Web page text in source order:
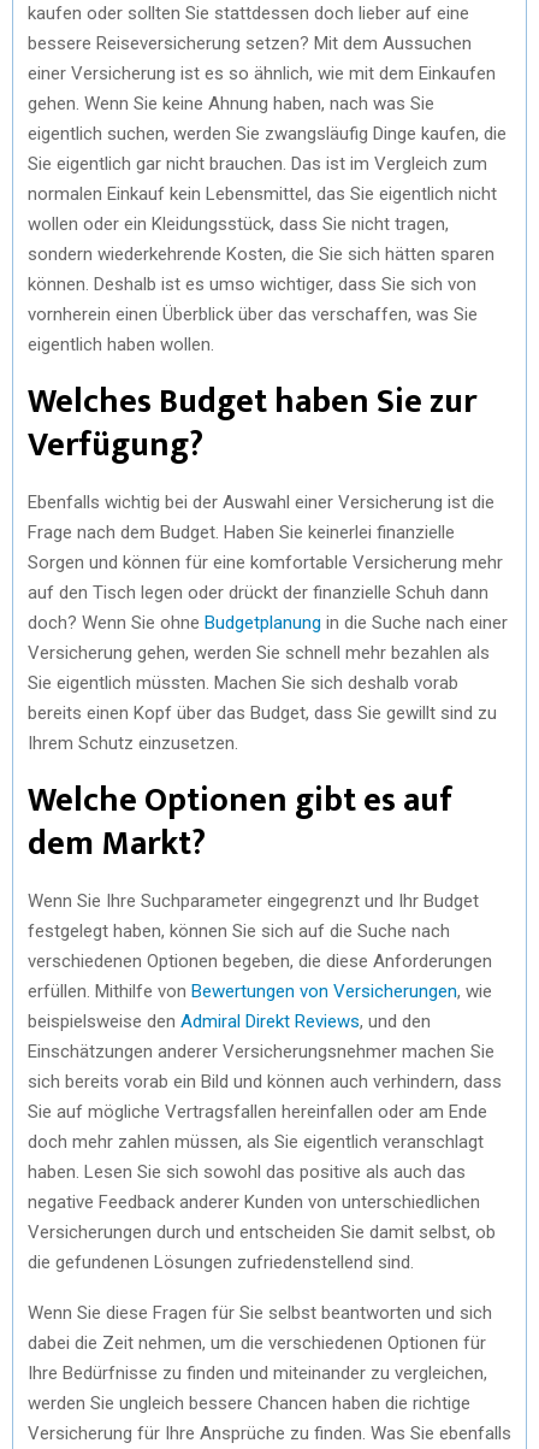
kaufen oder sollten Sie stattdessen doch lieber auf eine
bessere Reiseversicherung setzen? Mit dem Aussuchen
einer Versicherung ist es so ähnlich, wie mit dem Einkaufen
gehen. Wenn Sie keine Ahnung haben, nach was Sie
eigentlich suchen, werden Sie zwangsläufig Dinge kaufen, die
Sie eigentlich gar nicht brauchen. Das ist im Vergleich zum
normalen Einkauf kein Lebensmittel, das Sie eigentlich nicht
wollen oder ein Kleidungsstück, dass Sie nicht tragen,
sondern wiederkehrende Kosten, die Sie sich hätten sparen
können. Deshalb ist es umso wichtiger, dass Sie sich von
vornherein einen Überblick über das verschaffen, was Sie
eigentlich haben wollen.
Welches Budget haben Sie zur
Verfügung?
Ebenfalls wichtig bei der Auswahl einer Versicherung ist die
Frage nach dem Budget. Haben Sie keinerlei finanzielle
Sorgen und können für eine komfortable Versicherung mehr
auf den Tisch legen oder drückt der finanzielle Schuh dann
doch? Wenn Sie ohne Budgetplanung in die Suche nach einer
Versicherung gehen, werden Sie schnell mehr bezahlen als
Sie eigentlich müssten. Machen Sie sich deshalb vorab
bereits einen Kopf über das Budget, dass Sie gewillt sind zu
Ihrem Schutz einzusetzen.
Welche Optionen gibt es auf
dem Markt?
Wenn Sie Ihre Suchparameter eingegrenzt und Ihr Budget
festgelegt haben, können Sie sich auf die Suche nach
verschiedenen Optionen begeben, die diese Anforderungen
erfüllen. Mithilfe von Bewertungen von Versicherungen, wie
beispielsweise den Admiral Direkt Reviews, und den
Einschätzungen anderer Versicherungsnehmer machen Sie
sich bereits vorab ein Bild und können auch verhindern, dass
Sie auf mögliche Vertragsfallen hereinfallen oder am Ende
doch mehr zahlen müssen, als Sie eigentlich veranschlagt
haben. Lesen Sie sich sowohl das positive als auch das
negative Feedback anderer Kunden von unterschiedlichen
Versicherungen durch und entscheiden Sie damit selbst, ob
die gefundenen Lösungen zufriedenstellend sind.
Wenn Sie diese Fragen für Sie selbst beantworten und sich
dabei die Zeit nehmen, um die verschiedenen Optionen für
Ihre Bedürfnisse zu finden und miteinander zu vergleichen,
werden Sie ungleich bessere Chancen haben die richtige
Versicherung für Ihre Ansprüche zu finden. Was Sie ebenfalls